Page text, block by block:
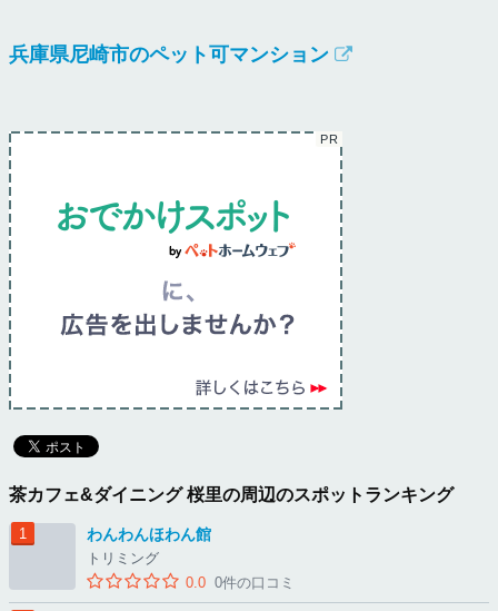
兵庫県尼崎市のペット可マンション
茶カフェ&ダイニング 桜里の周辺のスポットランキング
わんわんほわん館
トリミング
0.0 0件の口コミ